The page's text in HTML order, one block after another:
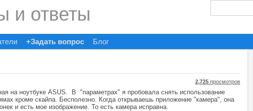
и ответы
+Задать вопрос Блог
2,725 просмотров
на ноутбуке ASUS. В "параметрах" я пробовала снять использование
кроме скайпа. Бесполезно. Когда открываешь приложение "камера", она
и есть мое изображение. То есть камера исправна.